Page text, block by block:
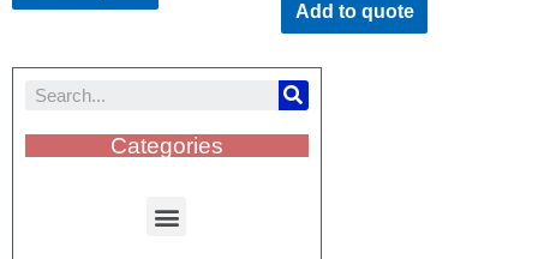
Add to quote
Categories